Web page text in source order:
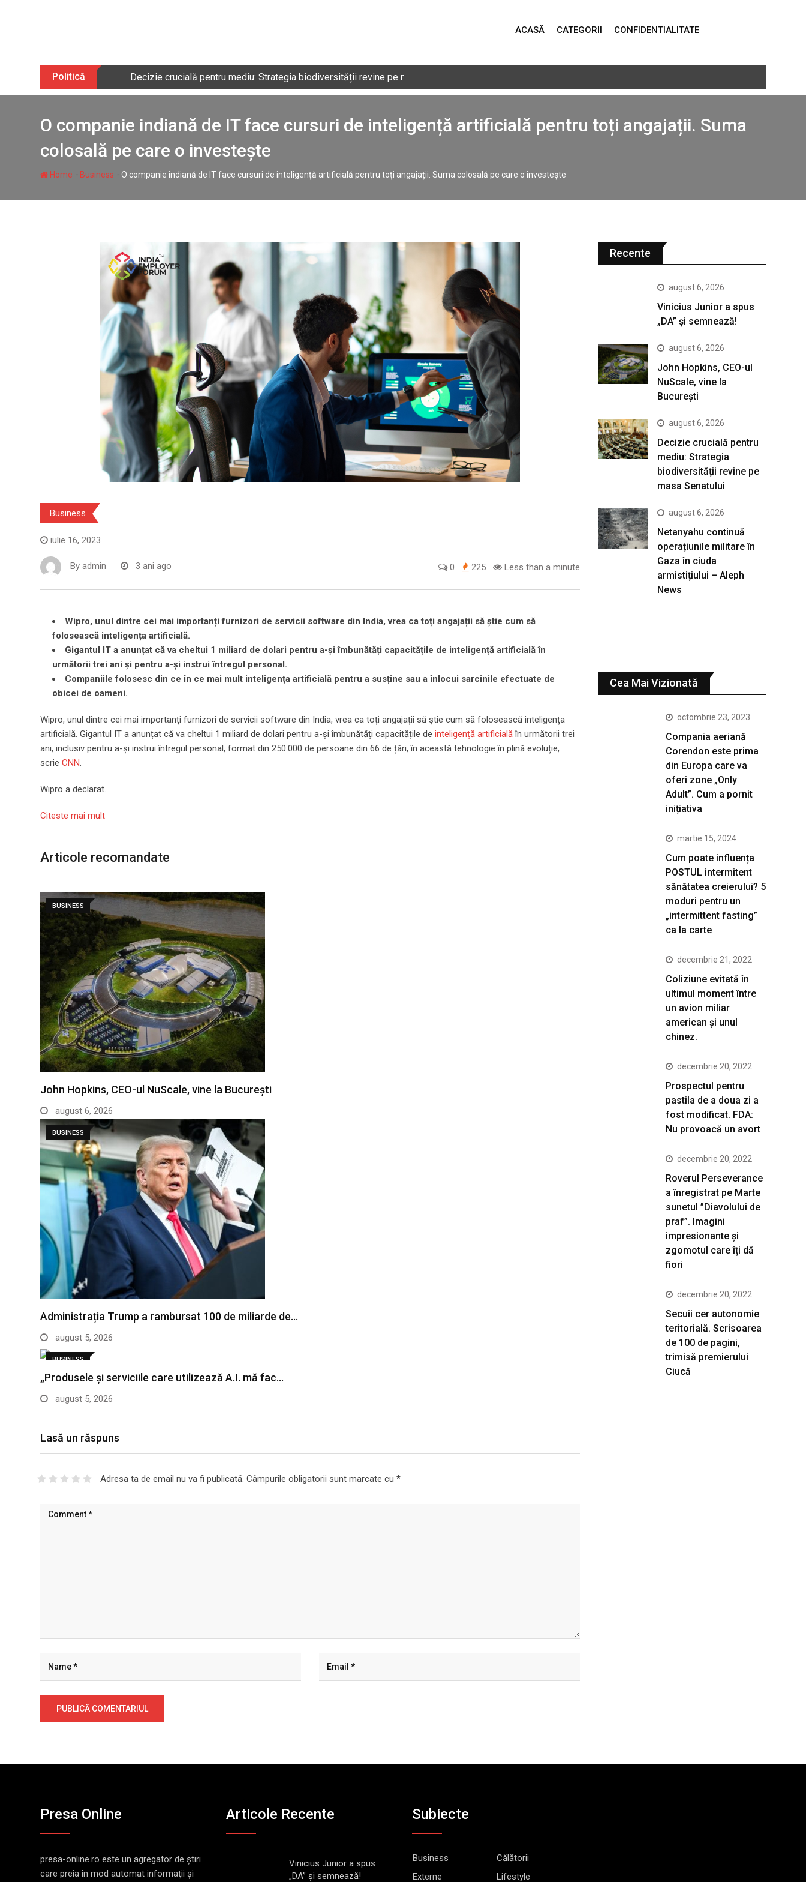
ACASĂ CATEGORII CONFIDENTIALITATE
Politică Decizie crucială pentru mediu: Strategia biodiversității revine pe masa Senatului
O companie indiană de IT face cursuri de inteligență artificială pentru toți angajații. Suma
colosală pe care o investește
Home - Business -O companie indiană de IT face cursuri de inteligență artificială pentru toți angajații. Suma colosală pe care o investește
Business
iulie 16, 2023
By admin 3 ani ago 0 225 Less than a minute
Wipro, unul dintre cei mai importanți furnizori de servicii software din India, vrea ca toți angajații să știe cum să
folosească inteligența artificială.
Gigantul IT a anunțat că va cheltui 1 miliard de dolari pentru a-și îmbunătăți capacitățile de inteligență artificială în
următorii trei ani și pentru a-și instrui întregul personal.
Companiile folosesc din ce în ce mai mult inteligența artificială pentru a susține sau a înlocui sarcinile efectuate de
obicei de oameni.
Wipro, unul dintre cei mai importanți furnizori de servicii software din India, vrea ca toți angajații să știe cum să folosească inteligența
artificială. Gigantul IT a anunțat că va cheltui 1 miliard de dolari pentru a-și îmbunătăți capacitățile de inteligență artificialăîn următorii trei
ani, inclusiv pentru a-și instrui întregul personal, format din 250.000 de persoane din 66 de țări, în această tehnologie în plină evoluție,
scrie CNN.
Wipro a declarat…
Citeste mai mult
Articole recomandate
BUSINESS
John Hopkins, CEO-ul NuScale, vine la București
august 6, 2026
BUSINESS
Administrația Trump a rambursat 100 de miliarde de…
august 5, 2026
BUSINESS
„Produsele și serviciile care utilizează A.I. mă fac…
august 5, 2026
Lasă un răspuns
Adresa ta de email nu va fi publicată. Câmpurile obligatorii sunt marcate cu *
Recente
august 6, 2026
Vinicius Junior a spus
„DA” și semnează!
august 6, 2026
John Hopkins, CEO-ul
NuScale, vine la
București
august 6, 2026
Decizie crucială pentru
mediu: Strategia
biodiversității revine pe
masa Senatului
august 6, 2026
Netanyahu continuă
operațiunile militare în
Gaza în ciuda
armistițiului – Aleph
News
Cea Mai Vizionată
octombrie 23, 2023
Compania aeriană
Corendon este prima
din Europa care va
oferi zone „Only
Adult”. Cum a pornit
inițiativa
martie 15, 2024
Cum poate influența
POSTUL intermitent
sănătatea creierului? 5
moduri pentru un
„intermittent fasting”
ca la carte
decembrie 21, 2022
Coliziune evitată în
ultimul moment între
un avion miliar
american şi unul
chinez.
decembrie 20, 2022
Prospectul pentru
pastila de a doua zi a
fost modificat. FDA:
Nu provoacă un avort
decembrie 20, 2022
Roverul Perseverance
a înregistrat pe Marte
sunetul ”Diavolului de
praf”. Imagini
impresionante și
zgomotul care îți dă
fiori
decembrie 20, 2022
Secuii cer autonomie
teritorială. Scrisoarea
de 100 de pagini,
trimisă premierului
Ciucă
Presa Online
presa-online.ro este un agregator de ştiri
care preia în mod automat informaţii şi
Articole Recente
Vinicius Junior a spus
„DA” și semnează!
Subiecte
Business
Călătorii
Externe
Lifestyle